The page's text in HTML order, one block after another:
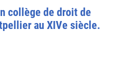
collège de droit de
au XIVe siècle.